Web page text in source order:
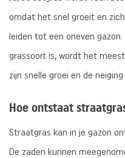
omdat het snel groeit en
leiden tot een oneven
grassoort is, wordt het
zijn snelle groei en de
Hoe ontstaat
Straatgras kan in je gazon
De zaden kunnen